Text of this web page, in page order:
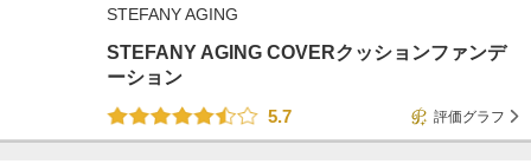
STEFANY AGING
STEFANY AGING COVERクッションファンデ
ーション
5.7
評価グラフ